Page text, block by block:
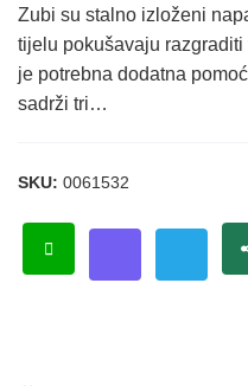
Zubi su stalno izloženi
tijelu pokušavaju
je potrebna dodatna
sadrži tri…
SKU: 0061532